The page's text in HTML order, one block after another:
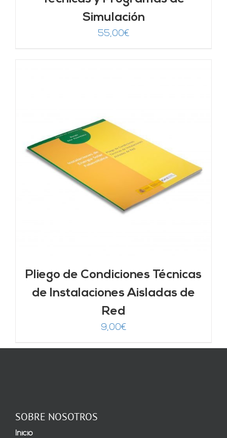
Simulación
55,00€
Pliego de Condiciones Técnicas
de Instalaciones Aisladas de
Red
9,00€
SOBRE NOSOTROS
Inicio